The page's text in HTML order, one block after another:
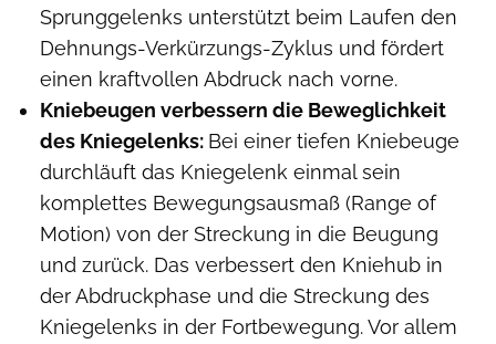
Sprunggelenks unterstützt beim Laufen den
Dehnungs-Verkürzungs-Zyklus und fördert
einen kraftvollen Abdruck nach vorne.
Kniebeugen verbessern die Beweglichkeit
des Kniegelenks: Bei einer tiefen Kniebeuge
durchläuft das Kniegelenk einmal sein
komplettes Bewegungsausmaß (Range of
Motion) von der Streckung in die Beugung
und zurück. Das verbessert den Kniehub in
der Abdruckphase und die Streckung des
Kniegelenks in der Fortbewegung. Vor allem